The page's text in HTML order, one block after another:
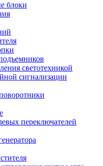
блоки
светотехникой
сигнализации
переключателей